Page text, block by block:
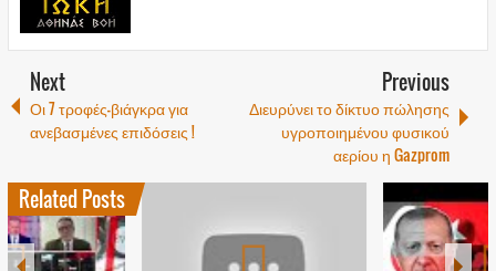
Next
Οι 7 τροφές-βιάγκρα για
ανεβασμένες επιδόσεις !
Previous
Διευρύνει το δίκτυο πώλησης
υγροποιημένου φυσικού
αερίου η Gazprom
Related Posts